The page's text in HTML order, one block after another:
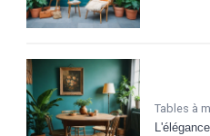
Tables à